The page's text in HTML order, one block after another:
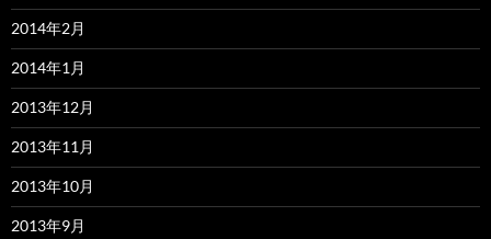
2014年2月
2014年1月
2013年12月
2013年11月
2013年10月
2013年9月